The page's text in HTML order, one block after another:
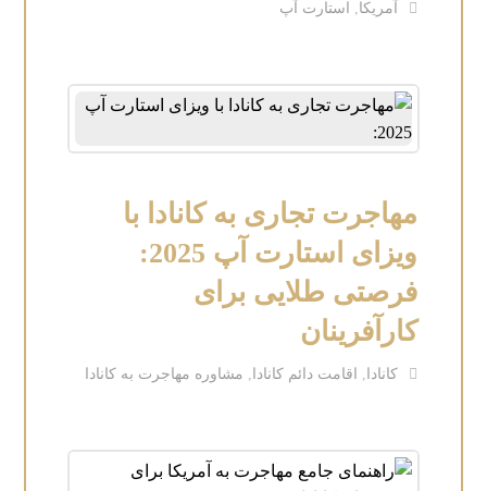
آمریکا استارت آپ
مهاجرت تجاری به کانادا با
ویزای استارت آپ 2025:
فرصتی طلایی برای
کارآفرینان
کانادا اقامت دائم کانادا مشاوره مهاجرت به کانادا